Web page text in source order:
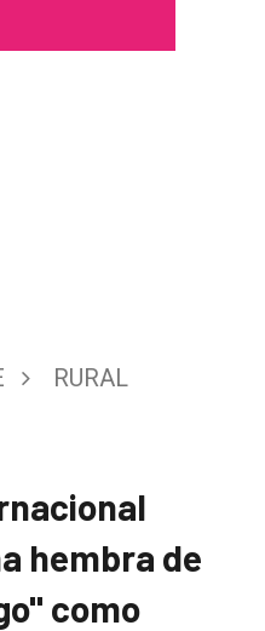
RURAL
hembra de
como